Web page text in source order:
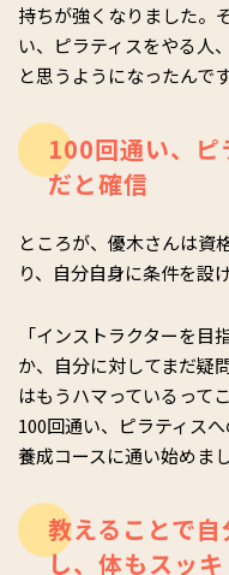
持ちが強くなりました。
い、ピラティスをやる人
と思うようになったんです
100回通い、ピ
だと確信
ところが、優木さんは資
り、自分自身に条件を設
「インストラクターを
か、自分に対してまだ疑
はもうハマっているって
100回通い、ピラティス
養成コースに通い始めまし
教えることで
し、体もスッキ